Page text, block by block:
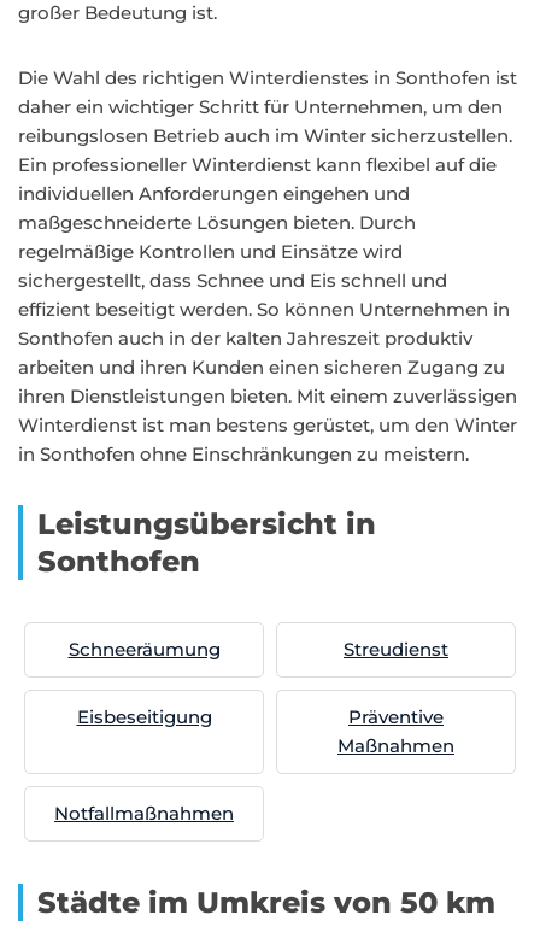
großer Bedeutung ist.
Die Wahl des richtigen Winterdienstes in Sonthofen ist
daher ein wichtiger Schritt für Unternehmen, um den
reibungslosen Betrieb auch im Winter sicherzustellen.
Ein professioneller Winterdienst kann flexibel auf die
individuellen Anforderungen eingehen und
maßgeschneiderte Lösungen bieten. Durch
regelmäßige Kontrollen und Einsätze wird
sichergestellt, dass Schnee und Eis schnell und
effizient beseitigt werden. So können Unternehmen in
Sonthofen auch in der kalten Jahreszeit produktiv
arbeiten und ihren Kunden einen sicheren Zugang zu
ihren Dienstleistungen bieten. Mit einem zuverlässigen
Winterdienst ist man bestens gerüstet, um den Winter
in Sonthofen ohne Einschränkungen zu meistern.
Leistungsübersicht in
Sonthofen
Schneeräumung Streudienst
Eisbeseitigung
Präventive
Maßnahmen
Notfallmaßnahmen
Städte im Umkreis von 50 km